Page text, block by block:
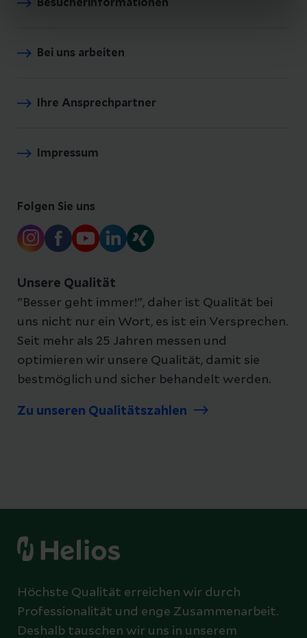
Besucherinformationen
Bei uns arbeiten
Ihre Ansprechpartner
Impressum
Folgen Sie uns
Unsere Qualität
"Besser geht immer!", daher ist Qualität bei
uns nicht nur ein Wort, es ist ein Versprechen.
Seit mehr als 25 Jahren messen und
optimieren wir unsere Qualität, damit sie
bestmöglich und sicher behandelt werden.
Zu unseren Qualitätszahlen
Höchste Qualität erreichen wir durch
Professionalität und enge Zusammenarbeit.
Deshalb tauschen wir uns in unserem